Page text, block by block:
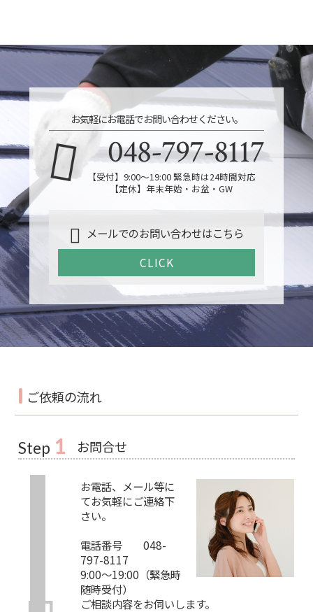
お気軽にお電話でお問い合わせください。
048-797-8117
【受付】9:00～19:00 緊急時は24時間対応
【定休】年末年始・お盆・GW
メールでのお問い合わせはこちら
CLICK
ご依頼の流れ
Step 1 お問合せ
お電話、メール等に
てお気軽にご連絡下
さい。
電話番号 048-
797-8117
9:00～19:00（緊急時
随時受付）
ご相談内容をお伺いします。